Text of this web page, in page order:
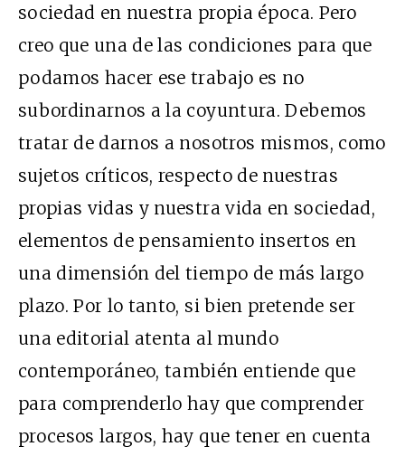
sociedad en nuestra propia época. Pero
creo que una de las condiciones para que
podamos hacer ese trabajo es no
subordinarnos a la coyuntura. Debemos
tratar de darnos a nosotros mismos, como
sujetos críticos, respecto de nuestras
propias vidas y nuestra vida en sociedad,
elementos de pensamiento insertos en
una dimensión del tiempo de más largo
plazo. Por lo tanto, si bien pretende ser
una editorial atenta al mundo
contemporáneo, también entiende que
para comprenderlo hay que comprender
procesos largos, hay que tener en cuenta